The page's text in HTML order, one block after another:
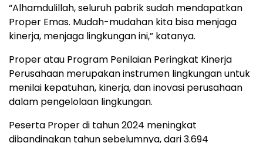
“Alhamdulillah, seluruh pabrik sudah mendapatkan
Proper Emas. Mudah-mudahan kita bisa menjaga
kinerja, menjaga lingkungan ini,” katanya.
Proper atau Program Penilaian Peringkat Kinerja
Perusahaan merupakan instrumen lingkungan untuk
menilai kepatuhan, kinerja, dan inovasi perusahaan
dalam pengelolaan lingkungan.
Peserta Proper di tahun 2024 meningkat
dibandingkan tahun sebelumnya, dari 3.694